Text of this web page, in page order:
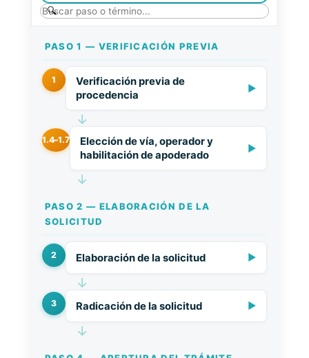
PASO 1 — VERIFICACIÓN PREVIA
1
Verificación previa de
procedencia
▶
↓
1.4–1.7
Elección de vía, operador y
habilitación de apoderado
▶
↓
PASO 2 — ELABORACIÓN DE LA
SOLICITUD
2 Elaboración de la solicitud ▶
↓
3 Radicación de la solicitud ▶
↓